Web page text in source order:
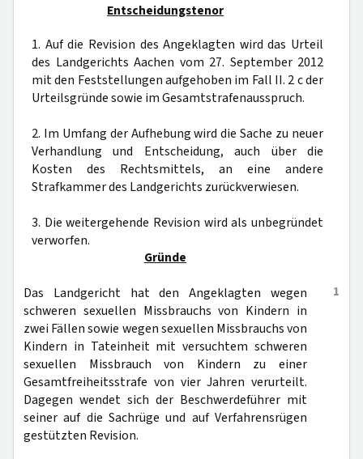
Entscheidungstenor
1. Auf die Revision des Angeklagten wird das Urteil
des Landgerichts Aachen vom 27. September 2012
mit den Feststellungen aufgehoben im Fall II. 2 c der
Urteilsgründe sowie im Gesamtstrafenausspruch.
2. Im Umfang der Aufhebung wird die Sache zu neuer
Verhandlung und Entscheidung, auch über die
Kosten des Rechtsmittels, an eine andere
Strafkammer des Landgerichts zurückverwiesen.
3. Die weitergehende Revision wird als unbegründet
verworfen.
Gründe
1
Das Landgericht hat den Angeklagten wegen
schweren sexuellen Missbrauchs von Kindern in
zwei Fällen sowie wegen sexuellen Missbrauchs von
Kindern in Tateinheit mit versuchtem schweren
sexuellen Missbrauch von Kindern zu einer
Gesamtfreiheitsstrafe von vier Jahren verurteilt.
Dagegen wendet sich der Beschwerdeführer mit
seiner auf die Sachrüge und auf Verfahrensrügen
gestützten Revision.